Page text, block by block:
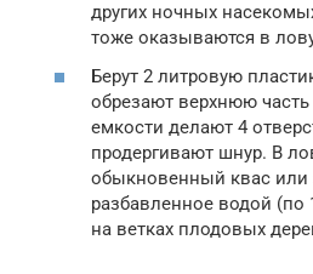
других ночных
тоже оказываются в
Берут 2 литровую
обрезают верхнюю часть
емкости делают 4
продергивают шнур. В
обыкновенный квас или
разбавленное водой
на ветках плодовых